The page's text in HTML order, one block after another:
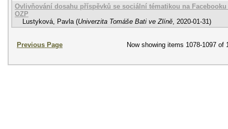
Ovlivňování dosahu příspěvků se sociální tématikou na
OZP
Lustyková, Pavla (Univerzita Tomáše Bati ve Zlíně, 2020-01-31)
Previous Page Now showing items 1078-1097 of